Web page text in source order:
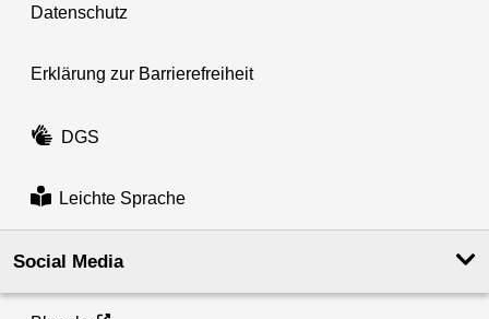
Datenschutz
Erklärung zur Barrierefreiheit
DGS
Leichte Sprache
Social Media